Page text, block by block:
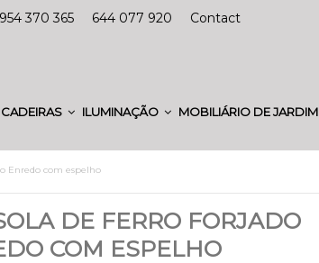
954 370 365 644 077 920 Contact
ILUMINAÇÃO MOBILIÁRIO DE JARDIM
Enredo com espelho
DE FERRO FORJADO
COM ESPELHO